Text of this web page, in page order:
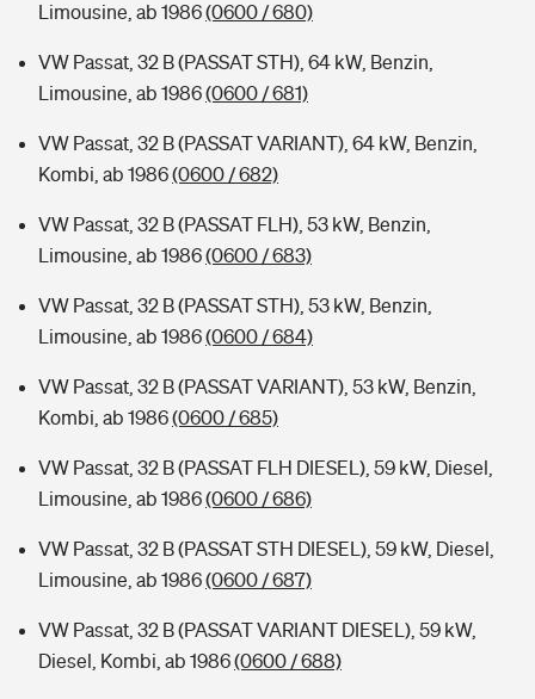
Limousine, ab 1986(0600 / 680)
VW Passat, 32 B (PASSAT STH), 64 kW, Benzin,
Limousine, ab 1986(0600 / 681)
VW Passat, 32 B (PASSAT VARIANT), 64 kW, Benzin,
Kombi, ab 1986(0600 / 682)
VW Passat, 32 B (PASSAT FLH), 53 kW, Benzin,
Limousine, ab 1986(0600 / 683)
VW Passat, 32 B (PASSAT STH), 53 kW, Benzin,
Limousine, ab 1986(0600 / 684)
VW Passat, 32 B (PASSAT VARIANT), 53 kW, Benzin,
Kombi, ab 1986(0600 / 685)
VW Passat, 32 B (PASSAT FLH DIESEL), 59 kW, Diesel,
Limousine, ab 1986(0600 / 686)
VW Passat, 32 B (PASSAT STH DIESEL), 59 kW, Diesel,
Limousine, ab 1986(0600 / 687)
VW Passat, 32 B (PASSAT VARIANT DIESEL), 59 kW,
Diesel, Kombi, ab 1986(0600 / 688)